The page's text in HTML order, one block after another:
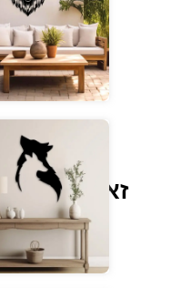
זאבים